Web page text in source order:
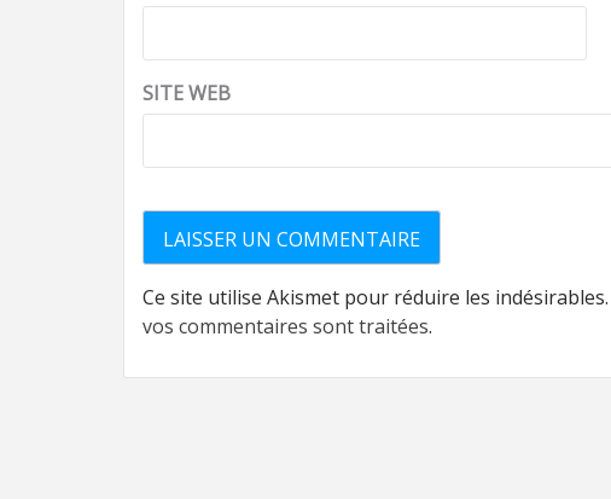
SITE WEB
Ce site utilise Akismet pour réduire les indésirables.
vos commentaires sont traitées.